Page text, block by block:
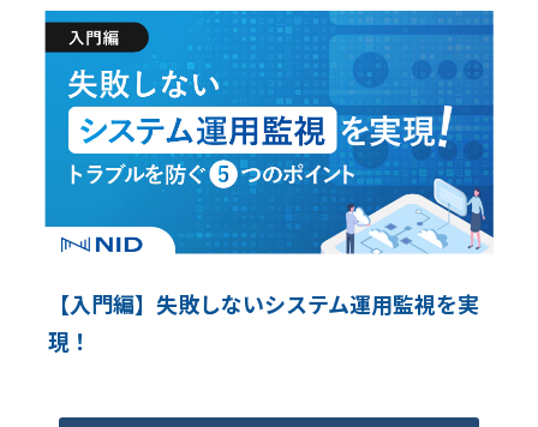
【入門編】失敗しないシステム運用監視を実
現！